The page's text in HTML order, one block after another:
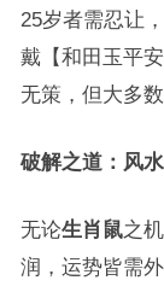
25岁者需忍让
戴【和田玉平
无策，但大多
破解之道：风
无论生肖鼠之机
润，运势皆需外